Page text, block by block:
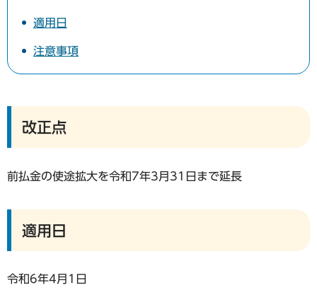
適用日
注意事項
改正点
前払金の使途拡大を令和7年3月31日まで延長
適用日
令和6年4月1日